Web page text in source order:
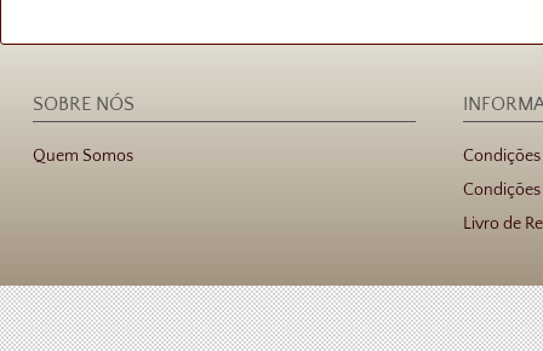
SOBRE NÓS
Quem Somos
Condições
Livro de